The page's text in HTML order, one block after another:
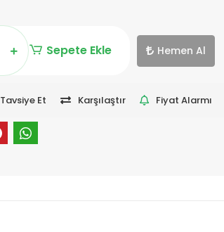
Sepete Ekle Hemen Al
Tavsiye Et Karşılaştır Fiyat Alarmı